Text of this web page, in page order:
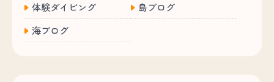
体験ダイビング
島ブログ
海ブログ